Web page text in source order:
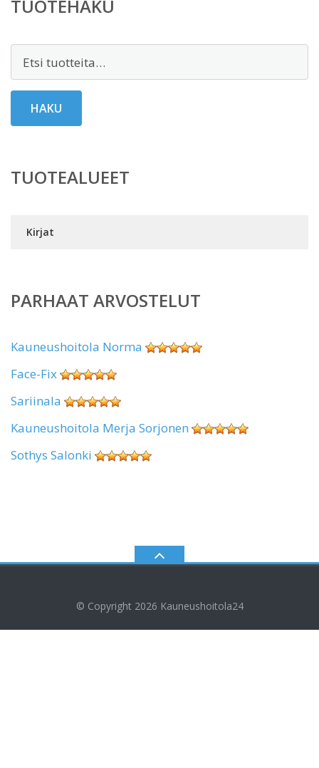
TUOTEHAKU
HAKU
TUOTEALUEET
Kirjat
PARHAAT ARVOSTELUT
Kauneushoitola Norma
Face-Fix
Sariinala
Kauneushoitola Merja Sorjonen
Sothys Salonki
© Copyright 2026 Kauneushoitola24